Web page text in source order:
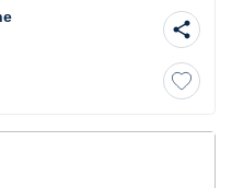
share